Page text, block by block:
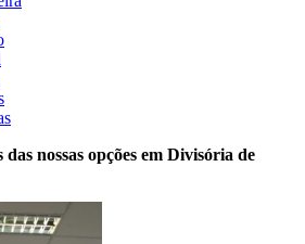
nossas opções em Divisória de